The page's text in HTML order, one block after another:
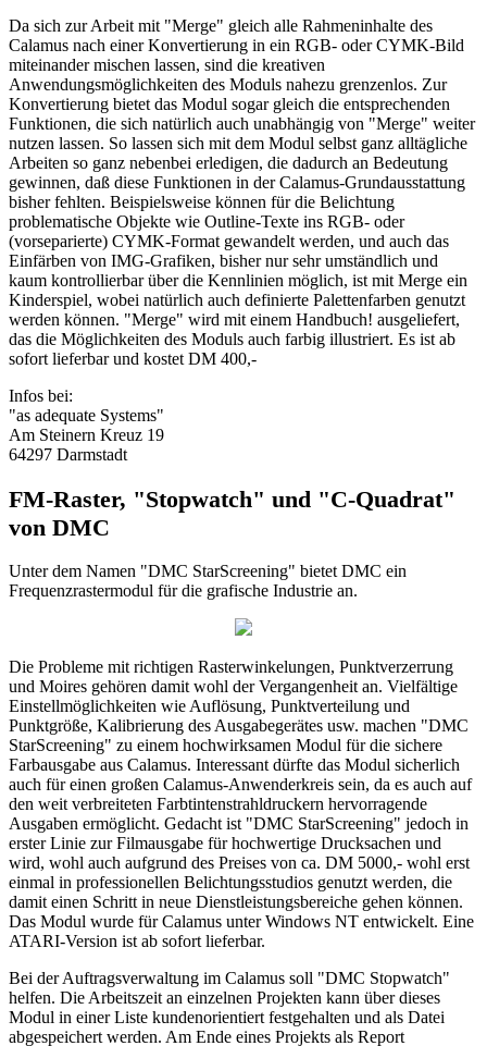
Da sich zur Arbeit mit "Merge" gleich alle Rahmeninhalte des
Calamus nach einer Konvertierung in ein RGB- oder CYMK-Bild
miteinander mischen lassen, sind die kreativen
Anwendungsmöglichkeiten des Moduls nahezu grenzenlos. Zur
Konvertierung bietet das Modul sogar gleich die entsprechenden
Funktionen, die sich natürlich auch unabhängig von "Merge" weiter
nutzen lassen. So lassen sich mit dem Modul selbst ganz alltägliche
Arbeiten so ganz nebenbei erledigen, die dadurch an Bedeutung
gewinnen, daß diese Funktionen in der Calamus-Grundausstattung
bisher fehlten. Beispielsweise können für die Belichtung
problematische Objekte wie Outline-Texte ins RGB- oder
(vorseparierte) CYMK-Format gewandelt werden, und auch das
Einfärben von IMG-Grafiken, bisher nur sehr umständlich und
kaum kontrollierbar über die Kennlinien möglich, ist mit Merge ein
Kinderspiel, wobei natürlich auch definierte Palettenfarben genutzt
werden können. "Merge" wird mit einem Handbuch! ausgeliefert,
das die Möglichkeiten des Moduls auch farbig illustriert. Es ist ab
sofort lieferbar und kostet DM 400,-
Infos bei:
"as adequate Systems"
Am Steinern Kreuz 19
64297 Darmstadt
FM-Raster, "Stopwatch" und "C-Quadrat"
von DMC
Unter dem Namen "DMC StarScreening" bietet DMC ein
Frequenzrastermodul für die grafische Industrie an.
Die Probleme mit richtigen Rasterwinkelungen, Punktverzerrung
und Moires gehören damit wohl der Vergangenheit an. Vielfältige
Einstellmöglichkeiten wie Auflösung, Punktverteilung und
Punktgröße, Kalibrierung des Ausgabegerätes usw. machen "DMC
StarScreening" zu einem hochwirksamen Modul für die sichere
Farbausgabe aus Calamus. Interessant dürfte das Modul sicherlich
auch für einen großen Calamus-Anwenderkreis sein, da es auch auf
den weit verbreiteten Farbtintenstrahldruckern hervorragende
Ausgaben ermöglicht. Gedacht ist "DMC StarScreening" jedoch in
erster Linie zur Filmausgabe für hochwertige Drucksachen und
wird, wohl auch aufgrund des Preises von ca. DM 5000,- wohl erst
einmal in professionellen Belichtungsstudios genutzt werden, die
damit einen Schritt in neue Dienstleistungsbereiche gehen können.
Das Modul wurde für Calamus unter Windows NT entwickelt. Eine
ATARI-Version ist ab sofort lieferbar.
Bei der Auftragsverwaltung im Calamus soll "DMC Stopwatch"
helfen. Die Arbeitszeit an einzelnen Projekten kann über dieses
Modul in einer Liste kundenorientiert festgehalten und als Datei
abgespeichert werden. Am Ende eines Projekts als Report